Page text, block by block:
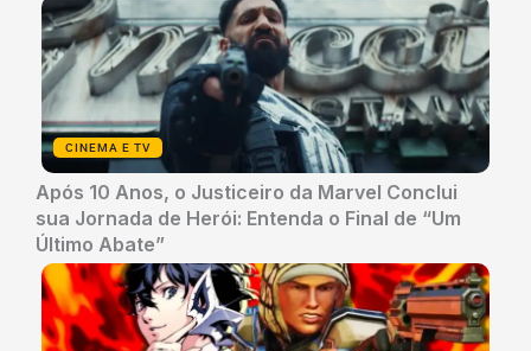
CINEMA E TV
Após 10 Anos, o Justiceiro da Marvel Conclui
sua Jornada de Herói: Entenda o Final de “Um
Último Abate”